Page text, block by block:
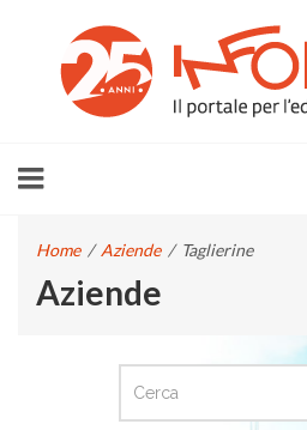
Home / Aziende / Taglierine
Aziende